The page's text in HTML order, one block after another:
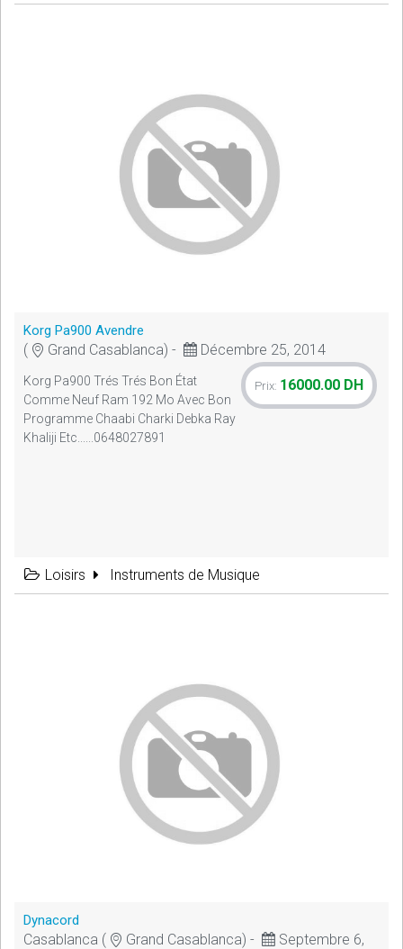
Korg Pa900 Avendre
( Grand Casablanca) - Décembre 25, 2014
Prix: 16000.00 DH
Korg Pa900 Trés Trés Bon État
Comme Neuf Ram 192 Mo Avec Bon
Programme Chaabi Charki Debka Ray
Khaliji Etc......0648027891
Loisirs Instruments de Musique
Dynacord
Casablanca ( Grand Casablanca) -
Septembre 6,